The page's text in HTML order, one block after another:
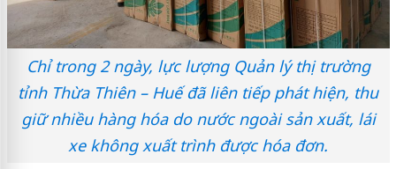
Chỉ trong 2 ngày, lực lượng Quản lý thị trường
tỉnh Thừa Thiên – Huế đã liên tiếp phát hiện, thu
giữ nhiều hàng hóa do nước ngoài sản xuất, lái
xe không xuất trình được hóa đơn.